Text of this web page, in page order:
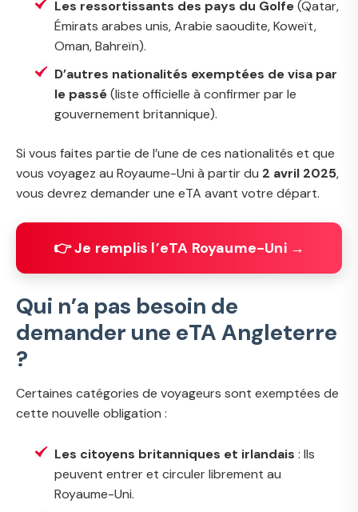
Les ressortissants des pays du Golfe(Qatar,
Émirats arabes unis, Arabie saoudite, Koweït,
Oman, Bahreïn).
D’autres nationalités exemptées de visa par
le passé(liste officielle à confirmer par le
gouvernement britannique).
Si vous faites partie de l’une de ces nationalités et que
vous voyagez au Royaume-Uni à partir du 2 avril 2025,
vous devrez demander une eTA avant votre départ.
👉 Je remplis l’eTA Royaume-Uni →
Qui n’a pas besoin de
demander une eTA Angleterre
?
Certaines catégories de voyageurs sont exemptées de
cette nouvelle obligation :
Les citoyens britanniques et irlandais : Ils
peuvent entrer et circuler librement au
Royaume-Uni.